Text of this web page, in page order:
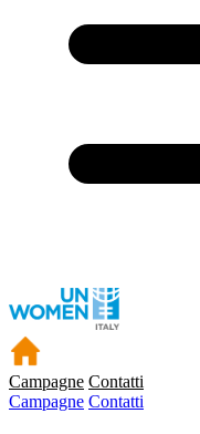
Campagne Contatti
Campagne Contatti